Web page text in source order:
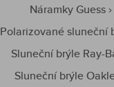
Náramky Guess
Polarizované sluneční
Sluneční brýle Ray-
Sluneční brýle